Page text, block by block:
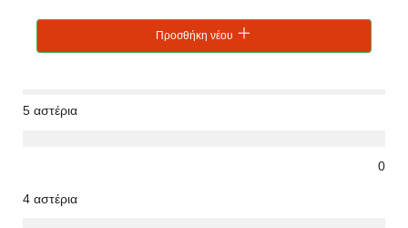
Προσθήκη νέου
5 αστέρια
0
4 αστέρια